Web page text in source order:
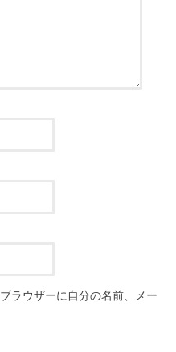
ラウザーに自分の名前、メー